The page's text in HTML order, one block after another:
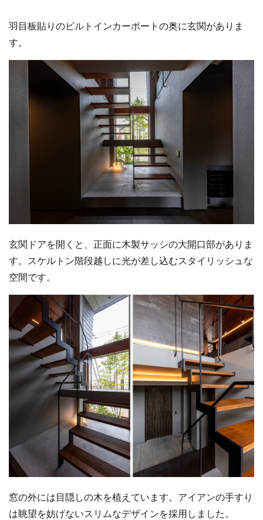
羽目板貼りのビルトインカーポートの奥に玄関がありま
す。
玄関ドアを開くと、正面に木製サッシの大開口部がありま
す。スケルトン階段越しに光が差し込むスタイリッシュな
空間です。
窓の外には目隠しの木を植えています。アイアンの手すり
は眺望を妨げないスリムなデザインを採用しました。